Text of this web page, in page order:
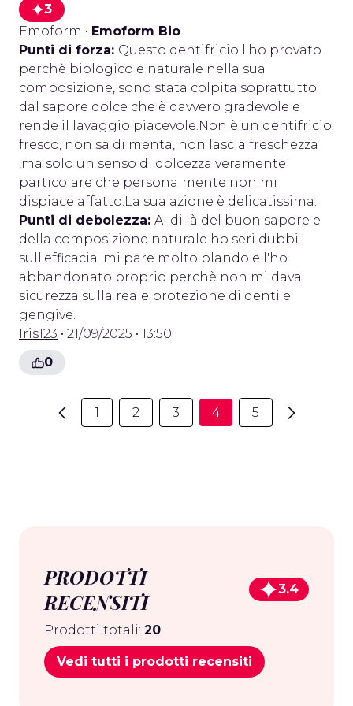
3
Emoform • Emoform Bio
Punti di forza: Questo dentifricio l'ho provato
perchè biologico e naturale nella sua
composizione, sono stata colpita soprattutto
dal sapore dolce che è davvero gradevole e
rende il lavaggio piacevole.Non è un dentifricio
fresco, non sa di menta, non lascia freschezza
,ma solo un senso di dolcezza veramente
particolare che personalmente non mi
dispiace affatto.La sua azione è delicatissima.
Punti di debolezza: Al di là del buon sapore e
della composizione naturale ho seri dubbi
sull'efficacia ,mi pare molto blando e l'ho
abbandonato proprio perchè non mi dava
sicurezza sulla reale protezione di denti e
gengive.
Iris123 • 21/09/2025 • 13:50
0
1 2 3 4 5
PRODOTTI
RECENSITI
3.4
Prodotti totali: 20
Vedi tutti i prodotti recensiti